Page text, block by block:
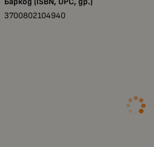
3700802104940